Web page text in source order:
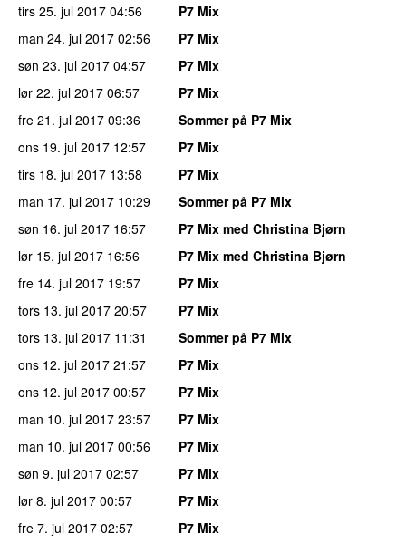
tirs 25. jul 2017 04:56
P7 Mix
man 24. jul 2017 02:56
P7 Mix
søn 23. jul 2017 04:57
P7 Mix
lør 22. jul 2017 06:57
P7 Mix
fre 21. jul 2017 09:36
Sommer på P7 Mix
ons 19. jul 2017 12:57
P7 Mix
tirs 18. jul 2017 13:58
P7 Mix
man 17. jul 2017 10:29
Sommer på P7 Mix
søn 16. jul 2017 16:57
P7 Mix med Christina Bjørn
lør 15. jul 2017 16:56
P7 Mix med Christina Bjørn
fre 14. jul 2017 19:57
P7 Mix
tors 13. jul 2017 20:57
P7 Mix
tors 13. jul 2017 11:31
Sommer på P7 Mix
ons 12. jul 2017 21:57
P7 Mix
ons 12. jul 2017 00:57
P7 Mix
man 10. jul 2017 23:57
P7 Mix
man 10. jul 2017 00:56
P7 Mix
søn 9. jul 2017 02:57
P7 Mix
lør 8. jul 2017 00:57
P7 Mix
fre 7. jul 2017 02:57
P7 Mix